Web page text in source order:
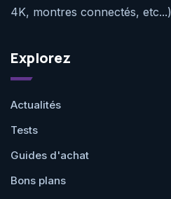
4K, montres connectés, etc...)
Explorez
Actualités
Tests
Guides d'achat
Bons plans